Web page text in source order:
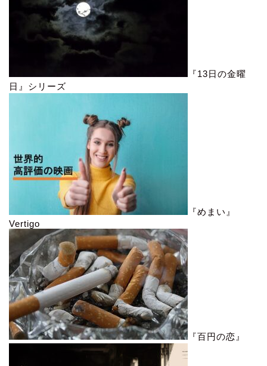
『13日の金曜
日』シリーズ
『めまい』
Vertigo
『百円の恋』